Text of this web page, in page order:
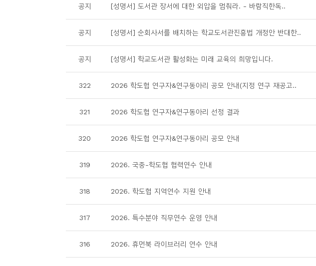
공지 [성명서] 도서관 장서에 대한 외압을 멈춰라. - 바람직한독..
공지 [성명서] 순회사서를 배치하는 학교도서관진흥법 개정안 반대한..
공지 [성명서] 학교도서관 활성화는 미래 교육의 희망입니다.
322 2026 학도협 연구자&연구동아리 공모 안내(지정 연구 재공고..
321 2026 학도협 연구자&연구동아리 선정 결과
320 2026 학도협 연구자&연구동아리 공모 안내
319 2026. 국중-학도협 협력연수 안내
318 2026. 학도협 지역연수 지원 안내
317 2026. 특수분야 직무연수 운영 안내
316 2026. 휴먼북 라이브러리 연수 안내